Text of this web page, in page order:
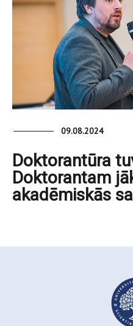
09.08.2024
Doktorantūra
Doktorantam
akadēmiskās